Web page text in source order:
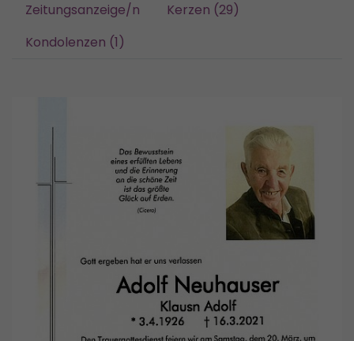
Zeitungsanzeige/n
Kerzen (29)
Kondolenzen (1)